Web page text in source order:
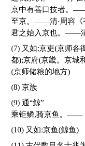
京中有善口技者。——
至京。——清·周容《
君之始入京也。——清
(7) 又如:京吏(京师各衙门的都吏。别于外吏而言);京圻(京
都);京府(京畿。京城
(京师储粮的地方)
(8) 京族
(9) 通“鲸”
乘钜鳞,骑京鱼。——
(10) 又如:京鱼(鲸鱼)